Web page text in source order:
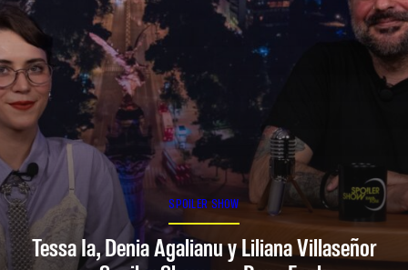
SPOILER SHOW
Tessa Ia, Denia Agalianu y Liliana Villaseñor